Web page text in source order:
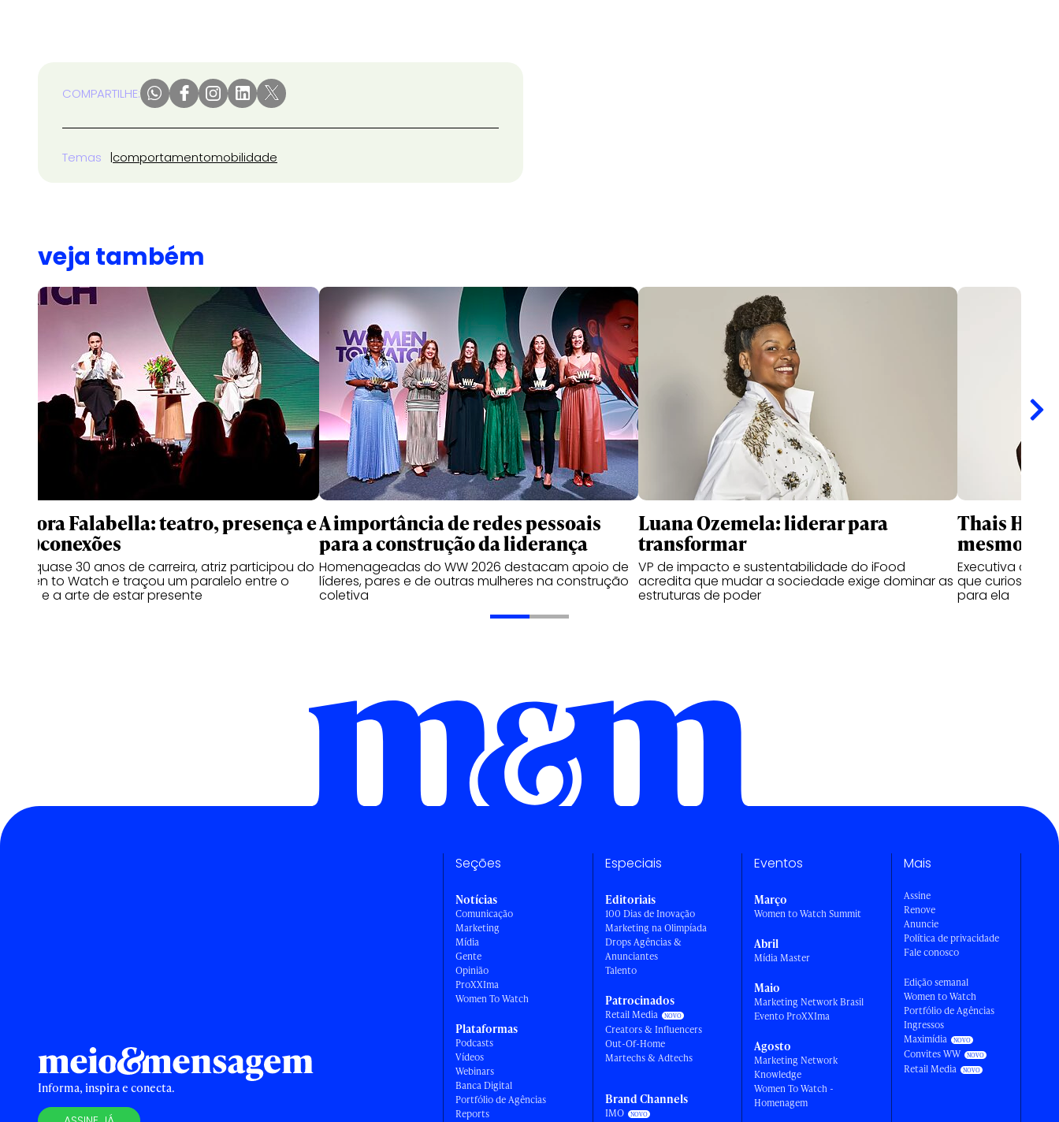
COMPARTILHE:
Temas comportamentomobilidade
veja também
Débora Falabella: teatro, presença e
(des)conexões
Com quase 30 anos de carreira, atriz participou do
Women to Watch e traçou um paralelo entre o
teatro e a arte de estar presente
A importância de redes pessoais
para a construção da liderança
Homenageadas do WW 2026 destacam apoio de
líderes, pares e de outras mulheres na construção
coletiva
Luana Ozemela: liderar para
transformar
VP de impacto e sustentabilidade do iFood
acredita que mudar a sociedade exige dominar as
estruturas de poder
Thais
mesmo
Executiva da
que
para ela
Informa, inspira e conecta.
Seções
Notícias
Comunicação
Marketing
Mídia
Gente
Opinião
ProXXIma
Women To Watch
Plataformas
Podcasts
Vídeos
Webinars
Banca Digital
Portfólio de Agências
Reports
Especiais
Editoriais
100 Dias de Inovação
Marketing na Olimpíada
Drops Agências &
Anunciantes
Talento
Patrocinados
Retail Media
Creators & Influencers
Out-Of-Home
Martechs & Adtechs
Brand Channels
IMO
Eventos
Março
Women to Watch Summit
Abril
Mídia Master
Maio
Marketing Network Brasil
Evento ProXXIma
Agosto
Marketing Network
Knowledge
Women To Watch -
Homenagem
Mais
Assine
Renove
Anuncie
Política de privacidade
Fale conosco
Edição semanal
Women to Watch
Portfólio de Agências
Ingressos
Maximídia
Convites WW
Retail Media